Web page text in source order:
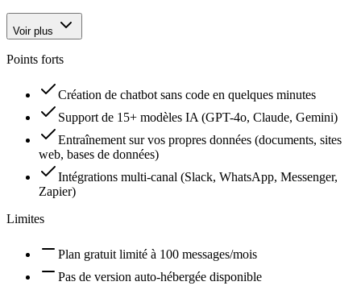
Voir plus
Points forts
Création de chatbot sans code en quelques minutes
Support de 15+ modèles IA (GPT-4o, Claude, Gemini)
Entraînement sur vos propres données (documents, sites
web, bases de données)
Intégrations multi-canal (Slack, WhatsApp, Messenger,
Zapier)
Limites
Plan gratuit limité à 100 messages/mois
Pas de version auto-hébergée disponible